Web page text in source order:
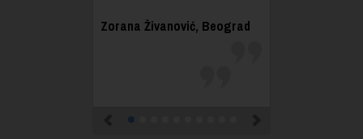
Zorana Živanović, Beograd